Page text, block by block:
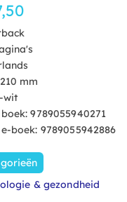
mm
wit
9789055940271
boek: 9789055942886
& gezondheid